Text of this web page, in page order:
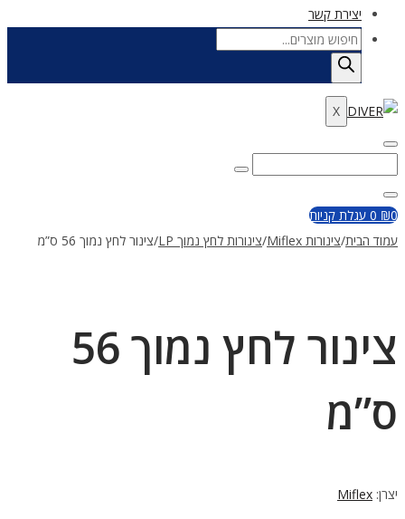
יצירת קשר
Products
search
X
Enter
Keywordfor:
Close
₪0
0 עגלת קניות
עמוד הבית/צינורות Miflex /צינורות לחץ נמוך LP /צינור לחץ נמוך 56 ס”מ
צינור לחץ נמוך 56
ס”מ
יצרן: Miflex